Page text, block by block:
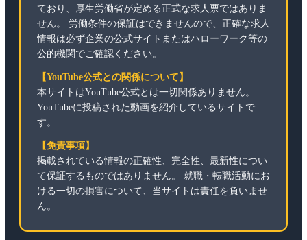
ており、厚生労働省が定める正式な求人票ではありま
せん。 労働条件の保証はできませんので、正確な求人
情報は必ず企業の公式サイトまたはハローワーク等の
公的機関でご確認ください。
【YouTube公式との関係について】
本サイトはYouTube公式とは一切関係ありません。
YouTubeに投稿された動画を紹介しているサイトで
す。
【免責事項】
掲載されている情報の正確性、完全性、最新性につい
て保証するものではありません。 就職・転職活動にお
ける一切の損害について、当サイトは責任を負いませ
ん。